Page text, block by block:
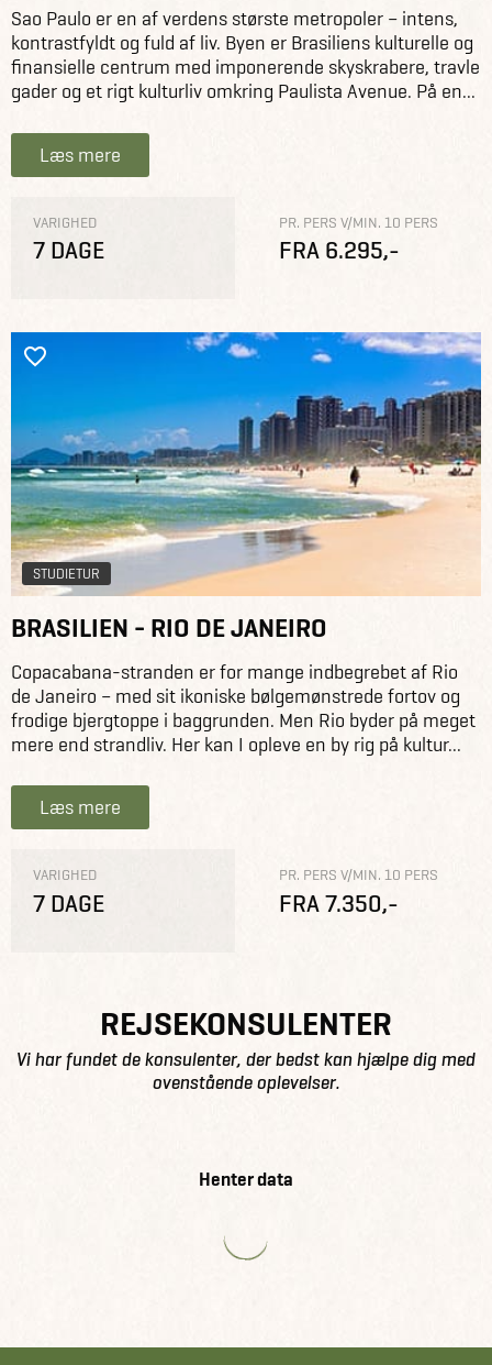
Sao Paulo er en af verdens største metropoler – intens,
kontrastfyldt og fuld af liv. Byen er Brasiliens kulturelle og
finansielle centrum med imponerende skyskrabere, travle
gader og et rigt kulturliv omkring Paulista Avenue. På en...
Læs mere
VARIGHED
7 DAGE
PR. PERS V/MIN. 10 PERS
FRA 6.295,-
STUDIETUR
BRASILIEN - RIO DE JANEIRO
Copacabana-stranden er for mange indbegrebet af Rio
de Janeiro – med sit ikoniske bølgemønstrede fortov og
frodige bjergtoppe i baggrunden. Men Rio byder på meget
mere end strandliv. Her kan I opleve en by rig på kultur...
Læs mere
VARIGHED
7 DAGE
PR. PERS V/MIN. 10 PERS
FRA 7.350,-
REJSEKONSULENTER
Vi har fundet de konsulenter, der bedst kan hjælpe dig med
ovenstående oplevelser.
Henter data